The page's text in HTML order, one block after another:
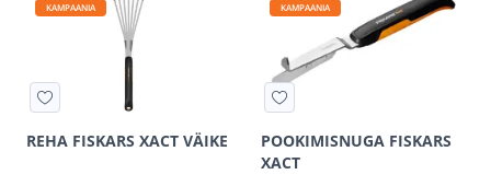
KAMPAANIA
REHA FISKARS XACT VÄIKE
KAMPAANIA
POOKIMISNUGA FISKARS
XACT